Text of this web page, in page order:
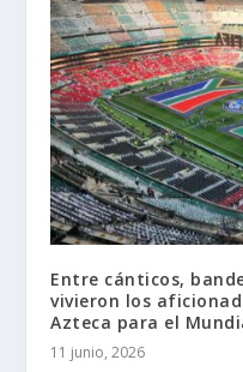
Entre cánticos,
vivieron los
Azteca para el
11 junio, 2026